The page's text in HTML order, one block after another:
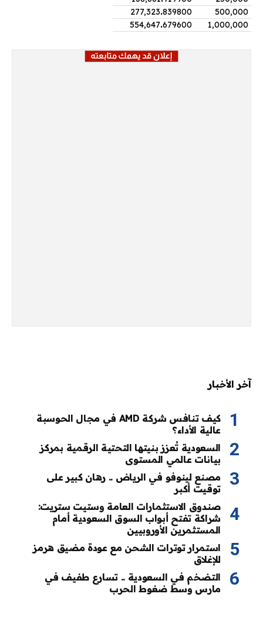
500,000
277,323.839800
1,000,000
554,647.679600
آخر الأخبار
كيف تنافس شركة AMD في مجال الحوسبة
عالية الأداء؟
السعودية تُعزز بنيتها التحتية الرقمية بمركز
بيانات عالمي المستوى
مصنع لينوفو في الرياض .. رهان كبير على
توقيت أكبر
صندوق الاستثمارات العامة وستيت ستريت:
شراكة تفتح أبواب السوق السعودية أمام
المستثمرين الأوروبيين
استمرار توترات الشحن مع عودة مضيق هرمز
للإغلاق
التضخم في السعودية .. تسارع طفيف في
مارس وسط ضغوط الحرب